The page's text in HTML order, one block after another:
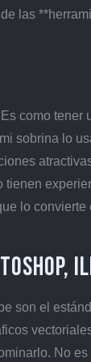
las
como
sobrina lo
lo
son el
No